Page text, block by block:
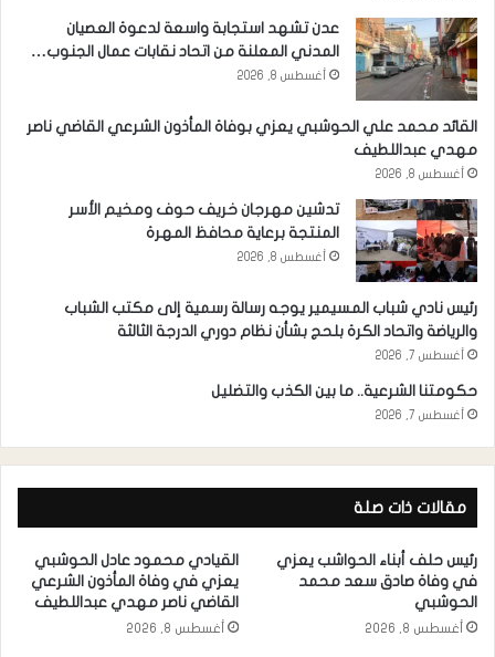
عدن تشهد استجابة واسعة لدعوة العصيان
المدني المعلنة من اتحاد نقابات عمال الجنوب…
أغسطس 8, 2026
القائد محمد علي الحوشبي يعزي بوفاة المأذون الشرعي القاضي ناصر
مهدي عبداللطيف
أغسطس 8, 2026
تدشين مهرجان خريف حوف ومخيم الأسر
المنتجة برعاية محافظ المهرة
أغسطس 8, 2026
رئيس نادي شباب المسيمير يوجه رسالة رسمية إلى مكتب الشباب
والرياضة واتحاد الكرة بلحج بشأن نظام دوري الدرجة الثالثة
أغسطس 7, 2026
حكومتنا الشرعية.. ما بين الكذب والتضليل
أغسطس 7, 2026
مقالات ذات صلة
رئيس حلف أبناء الحواشب يعزي
في وفاة صادق سعد محمد
الحوشبي
أغسطس 8, 2026
القيادي محمود عادل الحوشبي
يعزي في وفاة المأذون الشرعي
القاضي ناصر مهدي عبداللطيف
أغسطس 8, 2026